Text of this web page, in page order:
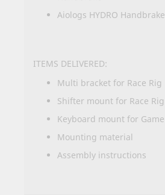
Aiologs HYDRO
ITEMS DELIVERED:
Multi bracket for Race Rig
Shifter mount for Race Rig
Keyboard mount for
Mounting material
Assembly instructions